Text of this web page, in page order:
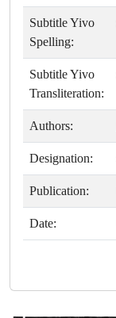
Subtitle Yivo
Spelling:
Subtitle Yivo
Transliteration:
Authors:
Designation:
Publication:
Date: